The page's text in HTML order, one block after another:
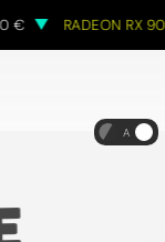
RADEON RX 9070
A